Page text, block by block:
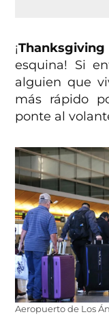
¡
esquina! Si
alguien que
más rápido
ponte al
Aeropuerto de Los